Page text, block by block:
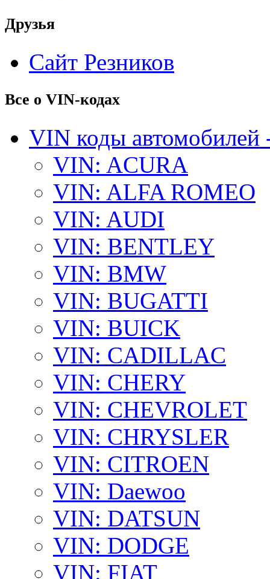
Друзья
Сайт Резников
Все о VIN-кодах
VIN коды автомобилей
VIN: ACURA
VIN: ALFA ROMEO
VIN: AUDI
VIN: BENTLEY
VIN: BMW
VIN: BUGATTI
VIN: BUICK
VIN: CADILLAC
VIN: CHERY
VIN: CHEVROLET
VIN: CHRYSLER
VIN: CITROEN
VIN: Daewoo
VIN: DATSUN
VIN: DODGE
VIN: FIAT